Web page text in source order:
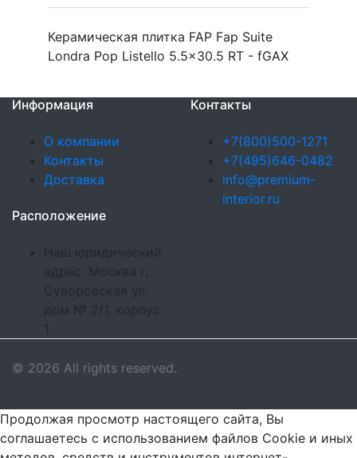
Керамическая плитка FAP Fap Suite
Londra Pop Listello 5.5x30.5 RT - fGAX
Информация
О компании
Контакты
Доставка
Контакты
+7(800)500-1271
+7(495)646-0482
info@premium-
interior.ru
Расположение
Наш юридический
адрес: Москва г,
Суворовская ул,
дом № 2/1, корпус
© 2026 All rights reserved.
Продолжая просмотр настоящего сайта, Вы
соглашаетесь с использованием файлов Cookie и иных